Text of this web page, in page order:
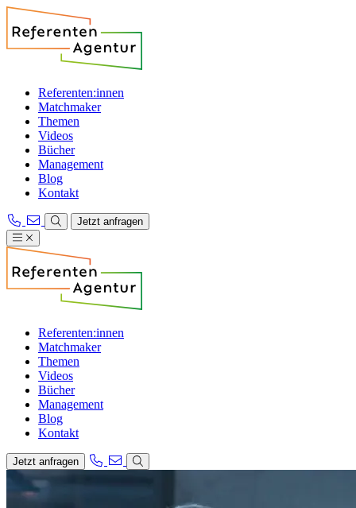
Referenten:innen
Matchmaker
Themen
Videos
Bücher
Management
Blog
Kontakt
Jetzt anfragen
Referenten:innen
Matchmaker
Themen
Videos
Bücher
Management
Blog
Kontakt
Jetzt anfragen